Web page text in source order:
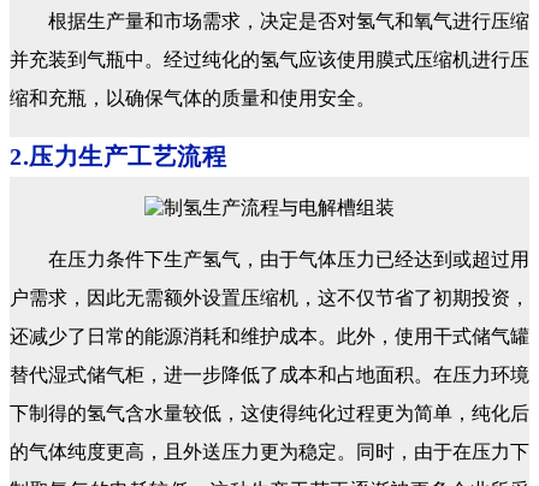
根据生产量和市场需求，决定是否对氢气和氧气进行压缩
并充装到气瓶中。经过纯化的氢气应该使用膜式压缩机进行压
缩和充瓶，以确保气体的质量和使用安全。
2.压力生产工艺流程
在压力条件下生产氢气，由于气体压力已经达到或超过用
户需求，因此无需额外设置压缩机，这不仅节省了初期投资，
还减少了日常的能源消耗和维护成本。此外，使用干式储气罐
替代湿式储气柜，进一步降低了成本和占地面积。在压力环境
下制得的氢气含水量较低，这使得纯化过程更为简单，纯化后
的气体纯度更高，且外送压力更为稳定。同时，由于在压力下